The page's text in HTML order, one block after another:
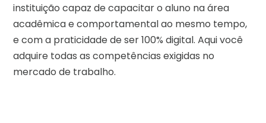
instituição capaz de capacitar o aluno na área
acadêmica e comportamental ao mesmo tempo,
e com a praticidade de ser 100% digital. Aqui você
adquire todas as competências exigidas no
mercado de trabalho.